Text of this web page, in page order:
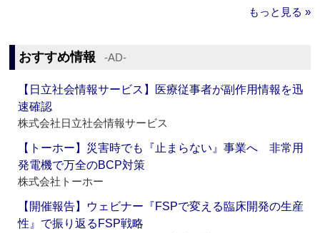
もっと見る »
おすすめ情報 ‐AD‐
【日立社会情報サービス】医療従事者が副作用情報を迅
速確認
株式会社日立社会情報サービス
【トーホー】災害時でも『止まらない』事業へ 非常用
発電機で万全のBCP対策
株式会社トーホー
【開催報告】ウェビナー『FSPで変える臨床開発の生産
性』で振り返るFSP戦略